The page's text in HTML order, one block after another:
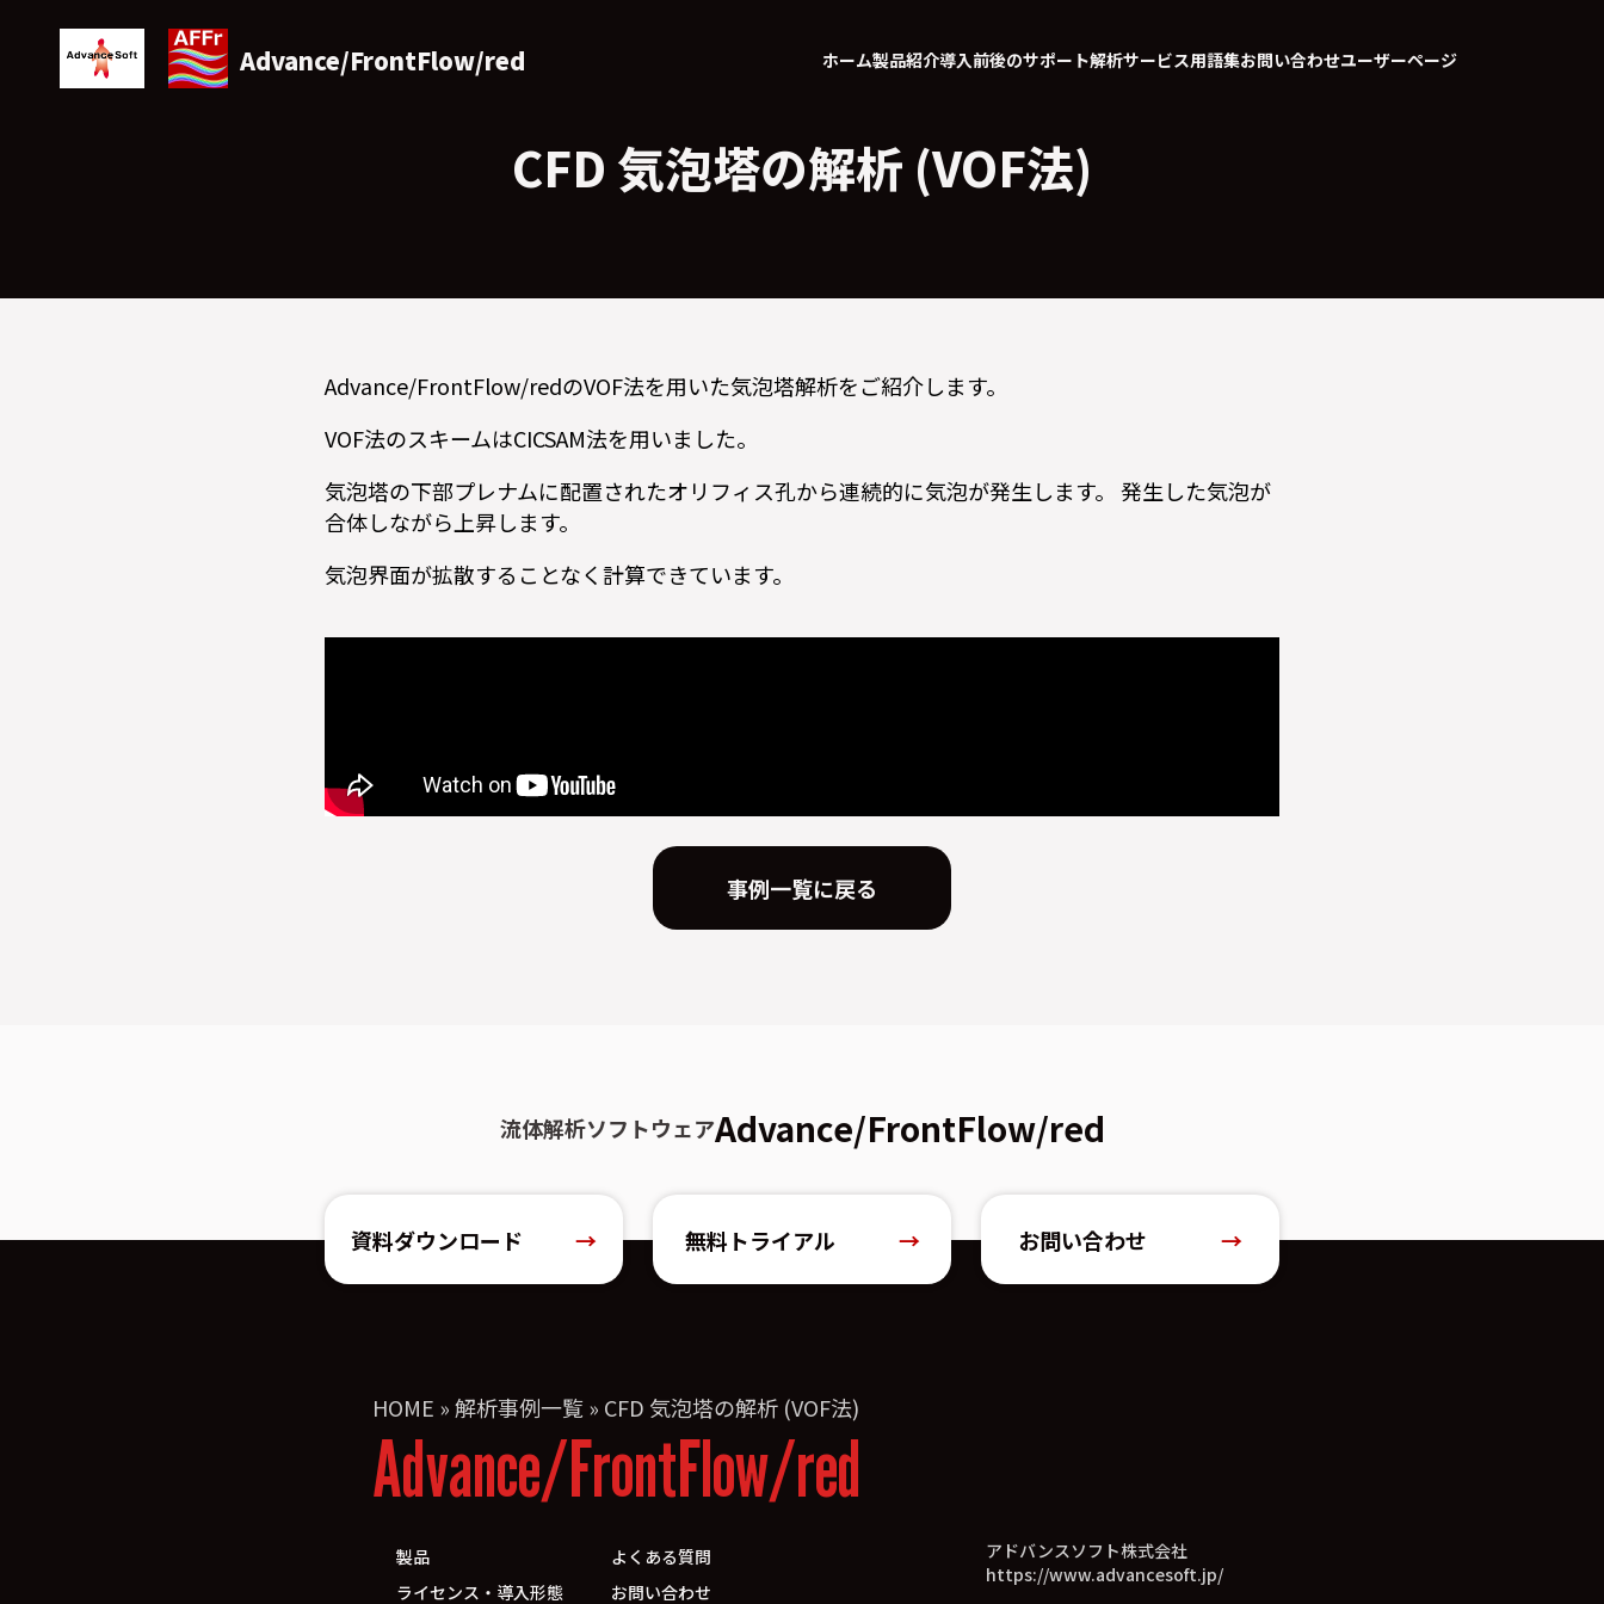
Advance/FrontFlow/red ホーム製品紹介導入前後のサポート解析サービス用語集お問い合わせユーザーページ
CFD 気泡塔の解析 (VOF法)
Advance/FrontFlow/redのVOF法を用いた気泡塔解析をご紹介します。
VOF法のスキームはCICSAM法を用いました。
気泡塔の下部プレナムに配置されたオリフィス孔から連続的に気泡が発生します。 発生した気泡が
合体しながら上昇します。
気泡界面が拡散することなく計算できています。
事例一覧に戻る
流体解析ソフトウェアAdvance/FrontFlow/red
資料ダウンロード → 無料トライアル → お問い合わせ →
HOME »解析事例一覧» CFD 気泡塔の解析 (VOF法)
Advance/FrontFlow/red
製品
ライセンス・導入形態
よくある質問
お問い合わせ
アドバンスソフト株式会社
https://www.advancesoft.jp/